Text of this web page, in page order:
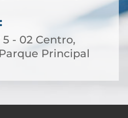
5 - 02 Centro,
Principal